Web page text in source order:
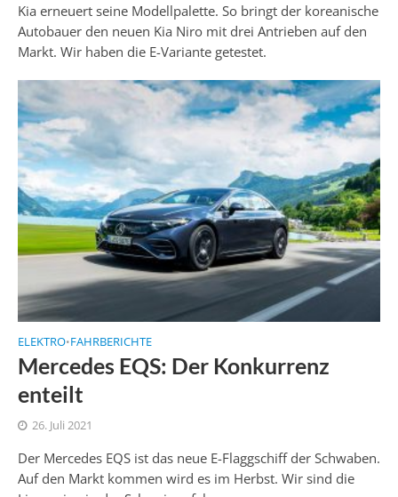
Kia erneuert seine Modellpalette. So bringt der koreanische
Autobauer den neuen Kia Niro mit drei Antrieben auf den
Markt. Wir haben die E-Variante getestet.
ELEKTRO•FAHRBERICHTE
Mercedes EQS: Der Konkurrenz
enteilt
26. Juli 2021
Der Mercedes EQS ist das neue E-Flaggschiff der Schwaben.
Auf den Markt kommen wird es im Herbst. Wir sind die